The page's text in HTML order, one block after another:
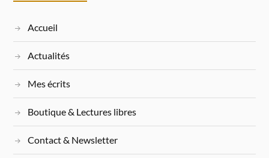
Accueil
Actualités
Mes écrits
Boutique & Lectures libres
Contact & Newsletter